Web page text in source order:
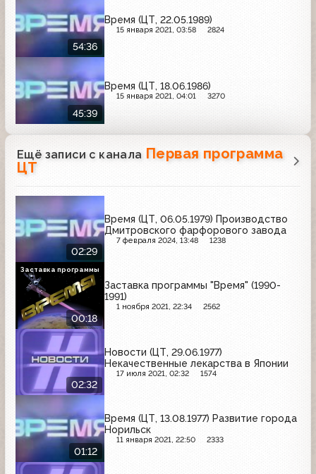
54:36
Время (ЦТ, 22.05.1989)
15 января 2021, 03:58 2824
45:39
Время (ЦТ, 18.06.1986)
15 января 2021, 04:01 3270
Ещё записи с канала Первая программа
ЦТ
02:29
Время (ЦТ, 06.05.1979) Производство
Дмитровского фарфорового завода
7 февраля 2024, 13:48 1238
00:18
Заставка программы "Время" (1990-
1991)
1 ноября 2021, 22:34 2562
Заставка программы
02:32
Новости (ЦТ, 29.06.1977)
Некачественные лекарства в Японии
17 июля 2021, 02:32 1574
01:12
Время (ЦТ, 13.08.1977) Развитие города
Норильск
11 января 2021, 22:50 2333